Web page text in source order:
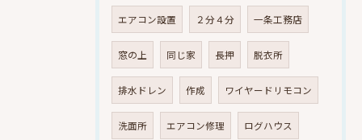
エアコン設置 ２分４分 一条工務店
窓の上 同じ家 長押 脱衣所
排水ドレン 作成 ワイヤードリモコン
洗面所 エアコン修理 ログハウス